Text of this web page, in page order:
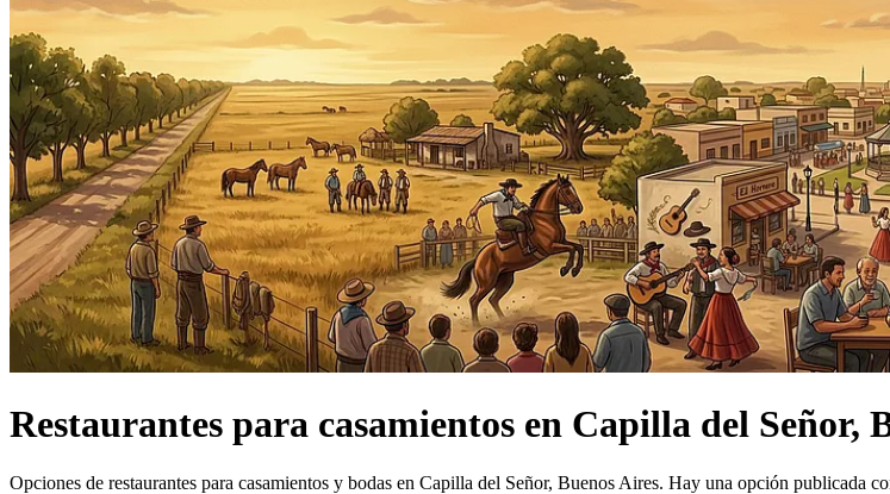
Restaurantes para casamientos en Capilla del Señor,
Opciones de restaurantes para casamientos y bodas en Capilla del Señor, Buenos Aires. Hay una opción publicada